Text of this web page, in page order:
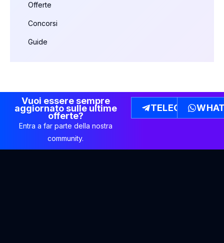
Offerte
Concorsi
Guide
Vuoi essere sempre
aggiornato sulle ultime
offerte?
Entra a far parte della nostra
community.
TELEGRAM